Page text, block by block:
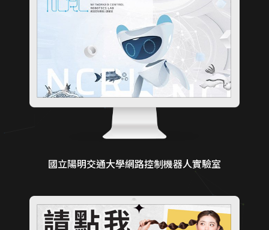
國立陽明交通大學網路控制機器人實驗室